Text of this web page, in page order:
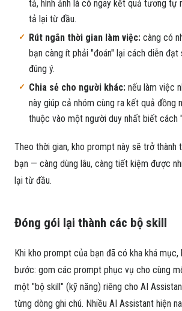
tả, hình ảnh là có ngay kết quả tương tự
tả lại từ đầu.
Rút ngắn thời gian làm việc: càng có
bạn càng ít phải "đoán" lại cách diễn đạt
đúng ý.
Chia sẻ cho người khác: nếu làm việc
này giúp cả nhóm cùng ra kết quả đồng
thuộc vào một người duy nhất biết cách
Theo thời gian, kho prompt này sẽ trở thành
bạn — càng dùng lâu, càng tiết kiệm được
lại từ đầu.
Đóng gói lại thành các bộ skill
Khi kho prompt của bạn đã có kha khá
bước: gom các prompt phục vụ cho cùng
một "bộ skill" (kỹ năng) riêng cho AI
từng dòng ghi chú. Nhiều AI Assistant hiện